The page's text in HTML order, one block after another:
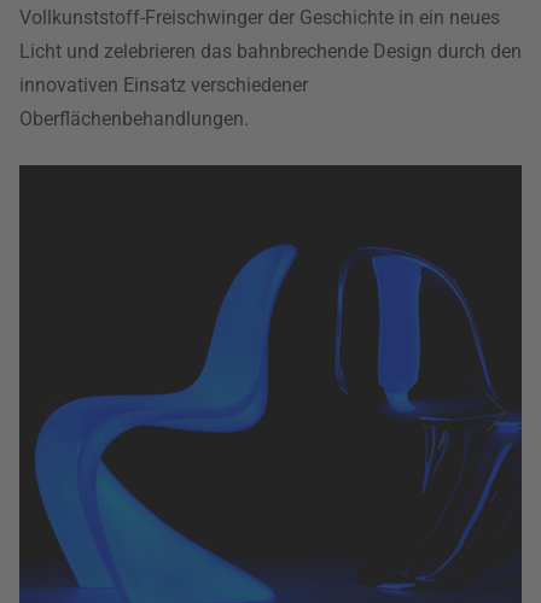
Vollkunststoff-Freischwinger der Geschichte in ein neues
Licht und zelebrieren das bahnbrechende Design durch den
innovativen Einsatz verschiedener
Oberflächenbehandlungen.